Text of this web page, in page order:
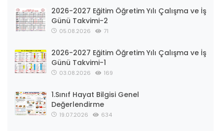
2026-2027 Eğitim Öğretim Yılı Çalışma ve İş
Günü Takvimi-2
05.08.2026 71
2026-2027 Eğitim Öğretim Yılı Çalışma ve İş
Günü Takvimi-1
03.08.2026 169
1.Sınıf Hayat Bilgisi Genel
Değerlendirme
19.07.2026 634